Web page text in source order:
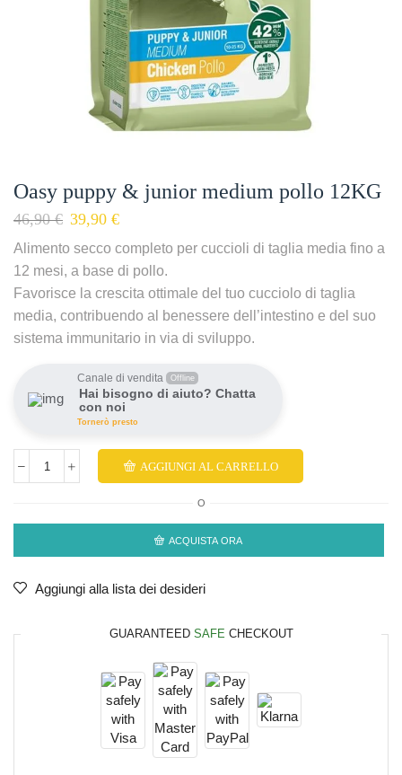
Oasy puppy & junior medium pollo 12KG
46,90€ 39,90 €
Alimento secco completo per cuccioli di taglia media fino a
12 mesi, a base di pollo.
Favorisce la crescita ottimale del tuo cucciolo di taglia
media, contribuendo al benessere dell’intestino e del suo
sistema immunitario in via di sviluppo.
Canale di vendita Offline
Hai bisogno di aiuto? Chatta
con noi
Tornerò presto
AGGIUNGI AL CARRELLO
O
ACQUISTA ORA
Aggiungi alla lista dei desideri
GUARANTEED SAFE CHECKOUT